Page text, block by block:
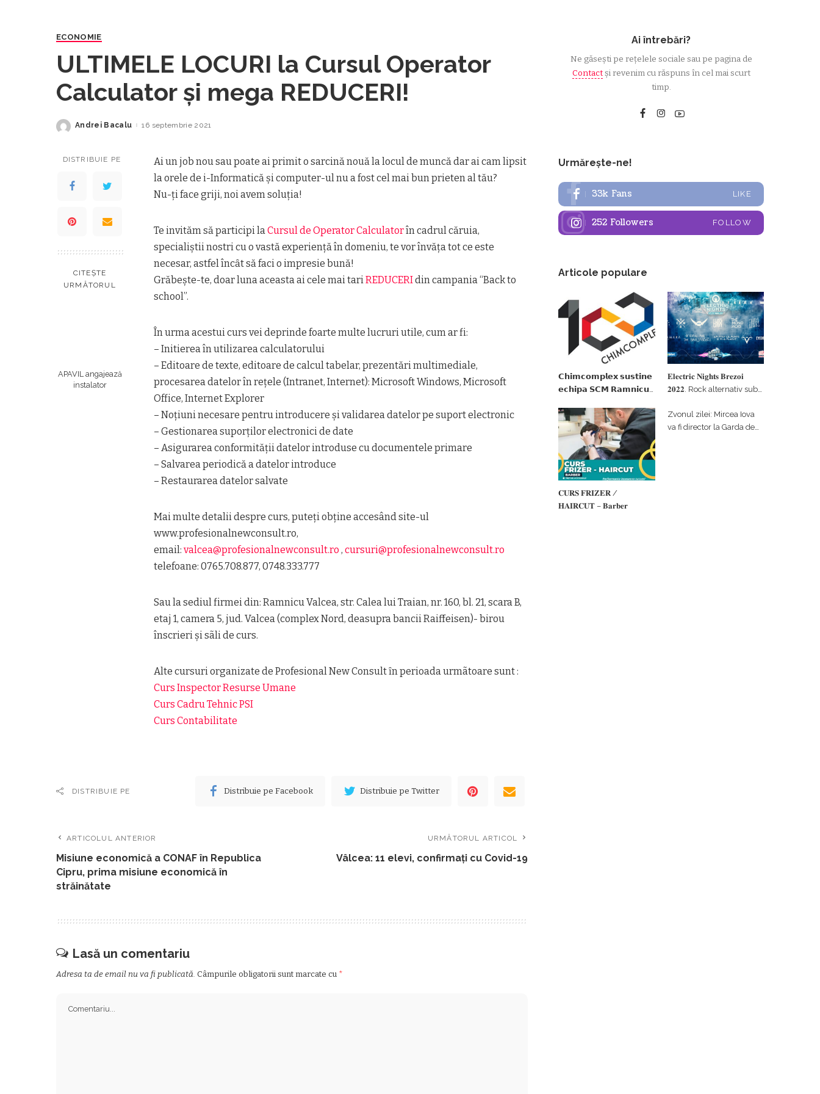
ECONOMIE
ULTIMELE LOCURI la Cursul Operator
Calculator şi mega REDUCERI!
Posted
Andrei Bacalu 16 septembrie 2021
DISTRIBUIE PE
CITEȘTE
URMĂTORUL
APAVIL angajează
instalator
Ai un job nou sau poate ai primit o sarcină nouă la locul de muncă dar ai cam lipsit
la orele de i-Informatică şi computer-ul nu a fost cel mai bun prieten al tău?
Nu-ţi face griji, noi avem soluţia!
Te invităm să participi la Cursul de Operator Calculatorîn cadrul căruia,
specialiştii nostri cu o vastă experienţă în domeniu, te vor învăţa tot ce este
necesar, astfel încȃt să faci o impresie bună!
Grăbeşte-te, doar luna aceasta ai cele mai tari REDUCERIdin campania “Back to
school”.
În urma acestui curs vei deprinde foarte multe lucruri utile, cum ar fi:
– Initierea în utilizarea calculatorului
– Editoare de texte, editoare de calcul tabelar, prezentări multimediale,
procesarea datelor în rețele (Intranet, Internet): Microsoft Windows, Microsoft
Office, Internet Explorer
– Noțiuni necesare pentru introducere și validarea datelor pe suport electronic
– Gestionarea suporților electronici de date
– Asigurarea conformității datelor introduse cu documentele primare
– Salvarea periodică a datelor introduce
– Restaurarea datelor salvate
Mai multe detalii despre curs, puteţi obţine accesând site-ul
www.profesionalnewconsult.ro,
email: valcea@profesionalnewconsult.ro , cursuri@profesionalnewconsult.ro
telefoane: 0765.708.877, 0748.333.777
Sau la sediul firmei din: Ramnicu Valcea, str. Calea lui Traian, nr. 160, bl. 21, scara B,
etaj 1, camera 5, jud. Valcea (complex Nord, deasupra bancii Raiffeisen)- birou
înscrieri şi sãli de curs.
Alte cursuri organizate de Profesional New Consult ȋn perioada urmãtoare sunt :
Curs Inspector Resurse Umane
Curs Cadru Tehnic PSI
Curs Contabilitate
DISTRIBUIE PE Distribuie pe Facebook Distribuie pe Twitter
ARTICOLUL ANTERIOR
Misiune economică a CONAF în Republica
Cipru, prima misiune economică în
străinătate
URMĂTORUL ARTICOL
Vâlcea: 11 elevi, confirmați cu Covid-19
Lasă un comentariu
Adresa ta de email nu va fi publicată. Câmpurile obligatorii sunt marcate cu *
Ai întrebări?
Ne găsești pe rețelele sociale sau pe pagina de
Contactși revenim cu răspuns în cel mai scurt
timp.
Urmărește-ne!
33k Fans LIKE
252 Followers FOLLOW
Articole populare
𝗖𝗵𝗶𝗺𝗰𝗼𝗺𝗽𝗹𝗲𝘅 𝘀𝘂𝘀𝘁𝗶𝗻𝗲
𝗲𝗰𝗵𝗶𝗽𝗮 𝗦𝗖𝗠 𝗥𝗮𝗺𝗻𝗶𝗰𝘂
𝗽𝗮𝗿𝘁𝗲𝗻𝗲𝗿 𝗳𝗶𝗻𝗮𝗻𝘁𝗮𝘁𝗼𝗿
𝐄𝐥𝐞𝐜𝐭𝐫𝐢𝐜 𝐍𝐢𝐠𝐡𝐭𝐬 𝐁𝐫𝐞𝐳𝐨𝐢
𝟐𝟎𝟐𝟐. Rock alternativ sub
#𝐁𝐫𝐞𝐳𝐨𝐢𝐮𝐥𝐋𝐮𝐦𝐢𝐢
𝐂𝐔𝐑𝐒 𝐅𝐑𝐈𝐙𝐄𝐑 /
𝐇𝐀𝐈𝐑𝐂𝐔𝐓 – 𝐁𝐚𝐫𝐛𝐞𝐫
Zvonul zilei: Mircea Iova
va fi director la Garda de